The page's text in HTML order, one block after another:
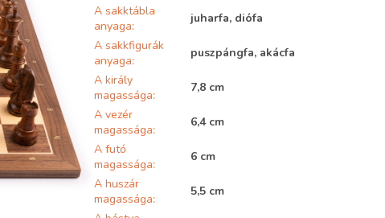
A sakktábla
anyaga:
juharfa, diófa
A sakkfigurák
anyaga:
puszpángfa, akácfa
A király
magassága:
7,8 cm
A vezér
magassága:
6,4 cm
A futó
magassága:
6 cm
A huszár
magassága:
5,5 cm